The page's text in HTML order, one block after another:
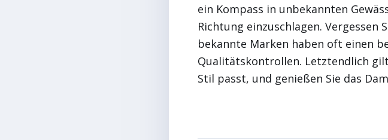
ein Kompass in unbekannten
Richtung einzuschlagen. Vergessen
bekannte Marken haben oft einen
Qualitätskontrollen. Letztendlich
Stil passt, und genießen Sie das